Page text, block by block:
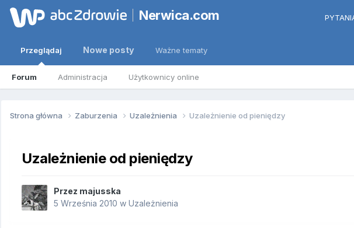
Nerwica.com
Przeglądaj
Forum Administracja Użytkownicy online
Nowe posty Ważne tematy
Strona główna Zaburzenia Uzależnienia Uzależnienie od pieniędzy
Uzależnienie od pieniędzy
Przez majusska
5 Września 2010 w Uzależnienia